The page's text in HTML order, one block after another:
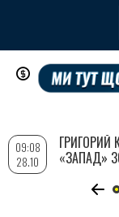
Перейти
содержанию
09:08
28.10
ГРИГОРИЙ
«ЗАПАД»